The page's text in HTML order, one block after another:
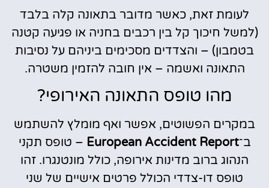
לעומת זאת, כאשר מדובר בתאונה קלה בלבד
(למשל חיכוך קל בין רכבים בחניה או פגיעה קטנה
בטמבון) – והצדדים מסכימים ביניהם על נסיבות
התאונה ואשמה – אין חובה להזמין משטרה.
מהו טופס התאונה האירופי?
במקרים הפשוטים, אפשר ואף מומלץ להשתמש
ב־European Accident Report – טופס תקני
הנהוג ברוב מדינות אירופה, כולל מונטנגרו. זהו
טופס דו-צדדי הכולל פרטים אישיים של שני